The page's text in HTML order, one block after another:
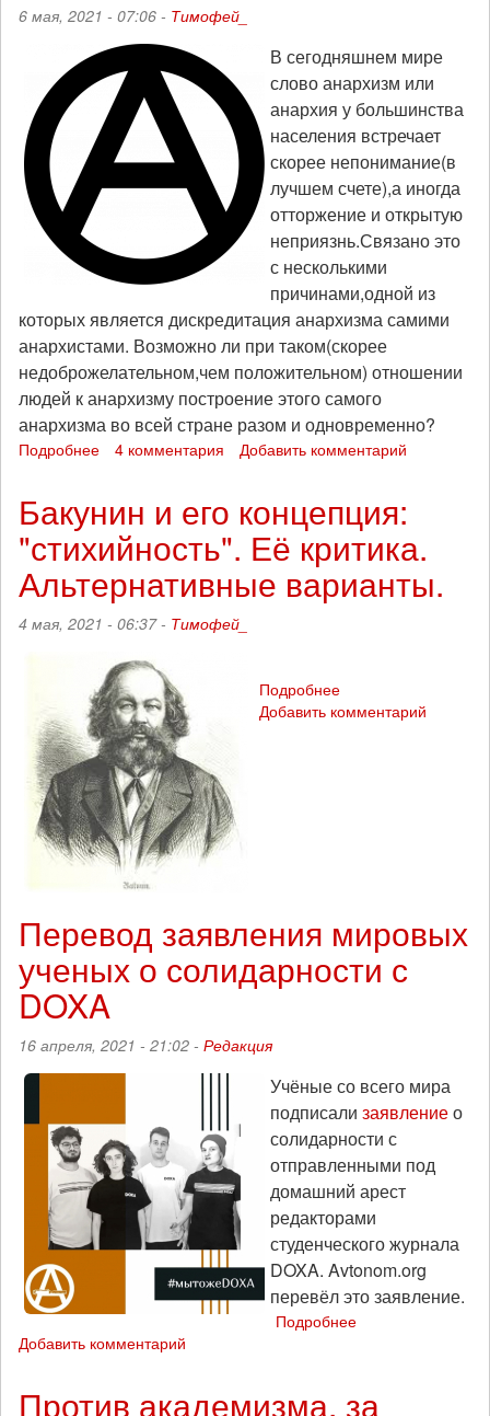
6 мая, 2021 - 07:06 - Тимофей_
В сегодняшнем мире
слово анархизм или
анархия у большинства
населения встречает
скорее непонимание(в
лучшем счете),а иногда
отторжение и открытую
неприязнь.Связано это
с несколькими
причинами,одной из
которых является дискредитация анархизма самими
анархистами. Возможно ли при таком(скорее
недоброжелательном,чем положительном) отношении
людей к анархизму построение этого самого
анархизма во всей стране разом и одновременно?
Подробнее
революционеров.
Значение
разработки
нынешними
анархистами
современной
теории.
4 комментария Добавить комментарий
Бакунин и его концепция:
"стихийность". Её критика.
Альтернативные варианты.
4 мая, 2021 - 06:37 - Тимофей_
Подробнее
Бакунин
Добавить комментарий
Перевод заявления мировых
ученых о солидарности с
DOXA
16 апреля, 2021 - 21:02 - Редакция
Учёные со всего мира
подписали заявлениео
солидарности с
отправленными под
домашний арест
редакторами
студенческого журнала
DOXA. Avtonom.org
перевёл это заявление.
Подробнее
ученых
Добавить комментарий
Против академизма, за